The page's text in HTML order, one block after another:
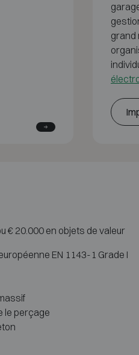
grand
€ 20.000 en objets de valeur
EN 1143-1 Grade I
le perçage